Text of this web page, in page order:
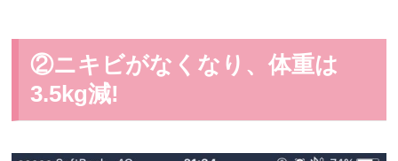
②ニキビがなくなり、体重は
3.5kg減!